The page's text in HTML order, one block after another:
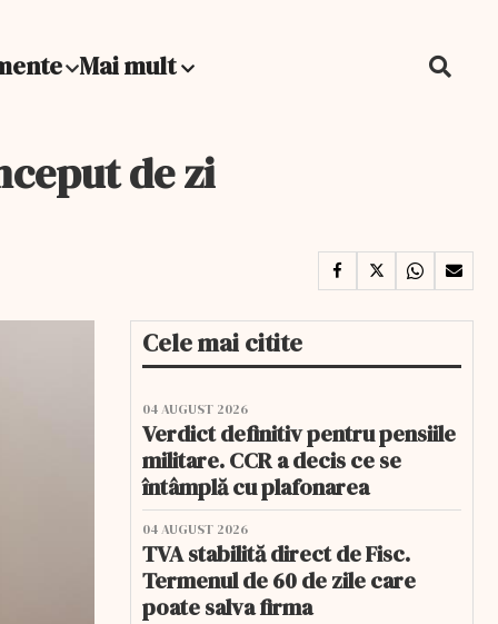
Mai mult
de zi
Cele mai citite
04 AUGUST 2026
Verdict definitiv pentru pensiile
militare. CCR a decis ce se
întâmplă cu plafonarea
04 AUGUST 2026
TVA stabilită direct de Fisc.
Termenul de 60 de zile care
poate salva firma